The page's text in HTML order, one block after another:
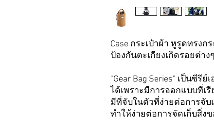
Case กระเป๋าผ้า หูรูดทรง
ป้องกันตะเกียงเกิดรอยต่าง
"Gear Bag Series" เป็นซีรี
ได้เพราะมีการออกแบบที่เรี
มีที่จับในตัวที่ง่ายต่อการจั
ทำให้ง่ายต่อการจัดเก็บสิ่ง